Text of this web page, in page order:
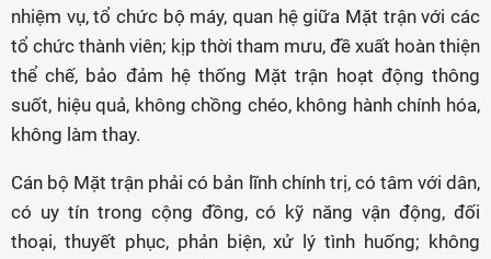
nhiệm vụ, tổ chức bộ máy, quan hệ giữa Mặt trận với các
tổ chức thành viên; kịp thời tham mưu, đề xuất hoàn thiện
thể chế, bảo đảm hệ thống Mặt trận hoạt động thông
suốt, hiệu quả, không chồng chéo, không hành chính hóa,
không làm thay.
Cán bộ Mặt trận phải có bản lĩnh chính trị, có tâm với dân,
có uy tín trong cộng đồng, có kỹ năng vận động, đối
thoại, thuyết phục, phản biện, xử lý tình huống; không